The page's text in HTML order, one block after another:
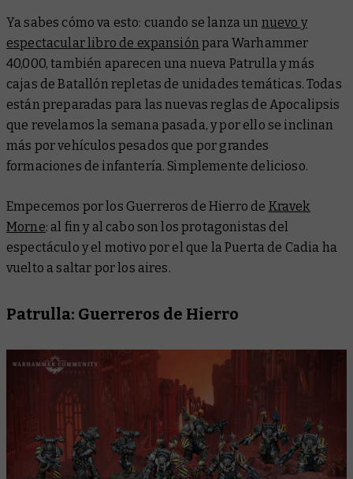
Ya sabes cómo va esto: cuando se lanza un nuevo y
espectacular libro de expansión para Warhammer
40,000, también aparecen una nueva Patrulla y más
cajas de Batallón repletas de unidades temáticas. Todas
están preparadas para las nuevas reglas de Apocalipsis
que revelamos la semana pasada, y por ello se inclinan
más por vehículos pesados que por grandes
formaciones de infantería. Simplemente delicioso.
Empecemos por los Guerreros de Hierro de Kravek
Morne: al fin y al cabo son los protagonistas del
espectáculo y el motivo por el que la Puerta de Cadia ha
vuelto a saltar por los aires.
Patrulla: Guerreros de Hierro